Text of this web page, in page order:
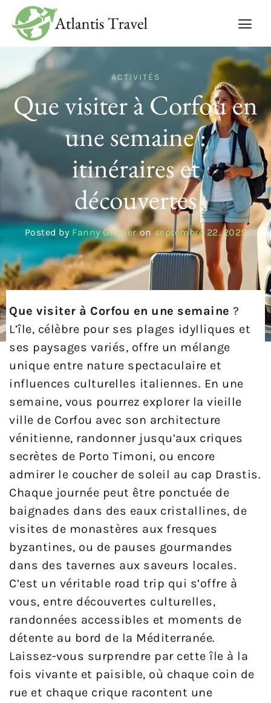
ACTIVITÉS
Que visiter à Corfou en
une semaine :
itinéraires et
découvertes
Posted by Fanny Gredier on septembre 22, 2025
Que visiter à Corfou en une semaine ?
L’île, célèbre pour ses plages idylliques et
ses paysages variés, offre un mélange
unique entre nature spectaculaire et
influences culturelles italiennes. En une
semaine, vous pourrez explorer la vieille
ville de Corfou avec son architecture
vénitienne, randonner jusqu’aux criques
secrètes de Porto Timoni, ou encore
admirer le coucher de soleil au cap Drastis.
Chaque journée peut être ponctuée de
baignades dans des eaux cristallines, de
visites de monastères aux fresques
byzantines, ou de pauses gourmandes
dans des tavernes aux saveurs locales.
C’est un véritable road trip qui s’offre à
vous, entre découvertes culturelles,
randonnées accessibles et moments de
détente au bord de la Méditerranée.
Laissez-vous surprendre par cette île à la
fois vivante et paisible, où chaque coin de
rue et chaque crique racontent une